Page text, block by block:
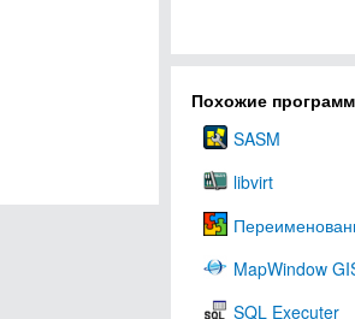
Похожие
SASM
libvirt
MapWindow
SQL Executer